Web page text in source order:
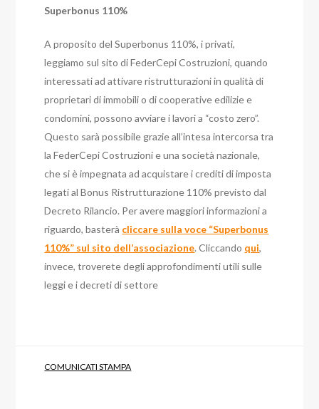
Superbonus 110%
A proposito del Superbonus 110%, i privati,
leggiamo sul sito di FederCepi Costruzioni, quando
interessati ad attivare ristrutturazioni in qualità di
proprietari di immobili o di cooperative edilizie e
condomini, possono avviare i lavori a “costo zero”.
Questo sarà possibile grazie all’intesa intercorsa tra
la FederCepi Costruzioni e una società nazionale,
che si è impegnata ad acquistare i crediti di imposta
legati al Bonus Ristrutturazione 110% previsto dal
Decreto Rilancio. Per avere maggiori informazioni a
riguardo, basterà cliccare sulla voce “Superbonus
110%” sul sito dell’associazione. Cliccando qui,
invece, troverete degli approfondimenti utili sulle
leggi e i decreti di settore
COMUNICATI STAMPA